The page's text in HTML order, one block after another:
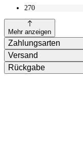
270
Mehr anzeigen
Zahlungsarten
Versand
Rückgabe